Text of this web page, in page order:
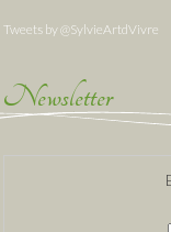
Tweets by @SylvieArtdVivre
Newsletter